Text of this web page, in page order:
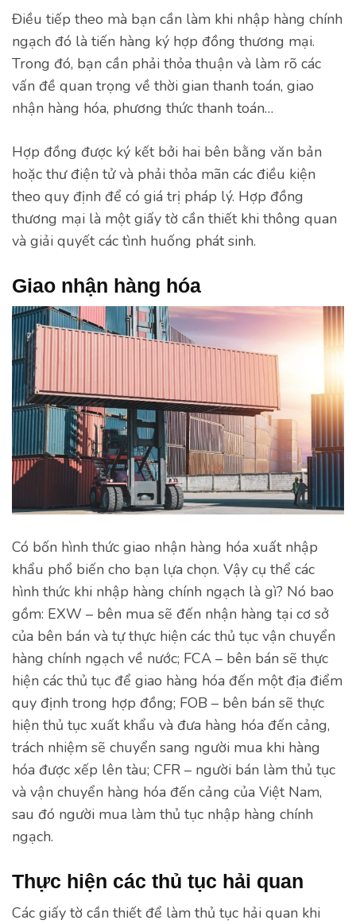
Điều tiếp theo mà bạn cần làm khi nhập hàng chính
ngạch đó là tiến hàng ký hợp đồng thương mại.
Trong đó, bạn cần phải thỏa thuận và làm rõ các
vấn đề quan trọng về thời gian thanh toán, giao
nhận hàng hóa, phương thức thanh toán…
Hợp đồng được ký kết bởi hai bên bằng văn bản
hoặc thư điện tử và phải thỏa mãn các điều kiện
theo quy định để có giá trị pháp lý. Hợp đồng
thương mại là một giấy tờ cần thiết khi thông quan
và giải quyết các tình huống phát sinh.
Giao nhận hàng hóa
Có bốn hình thức giao nhận hàng hóa xuất nhập
khẩu phổ biến cho bạn lựa chọn. Vậy cụ thể các
hình thức khi nhập hàng chính ngạch là gì? Nó bao
gồm: EXW – bên mua sẽ đến nhận hàng tại cơ sở
của bên bán và tự thực hiện các thủ tục vận chuyển
hàng chính ngạch về nước; FCA – bên bán sẽ thực
hiện các thủ tục để giao hàng hóa đến một địa điểm
quy định trong hợp đồng; FOB – bên bán sẽ thực
hiện thủ tục xuất khẩu và đưa hàng hóa đến cảng,
trách nhiệm sẽ chuyển sang người mua khi hàng
hóa được xếp lên tàu; CFR – người bán làm thủ tục
và vận chuyển hàng hóa đến cảng của Việt Nam,
sau đó người mua làm thủ tục nhập hàng chính
ngạch.
Thực hiện các thủ tục hải quan
Các giấy tờ cần thiết để làm thủ tục hải quan khi